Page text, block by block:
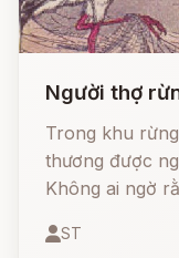
Người thợ
Trong khu
thương được
Không ai ngờ
động về lòng
ST